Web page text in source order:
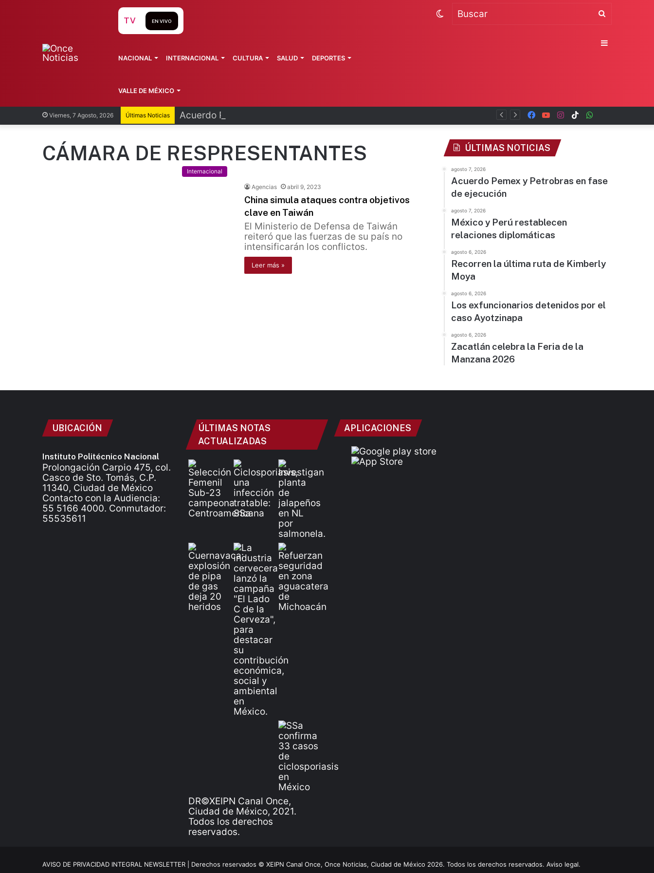
Viernes, 7 Agosto, 2026 Últimas Noticias Acuerdo Pemex y Petrobras en fase de ejecución TikTok
Instagram
YouTube
Facebook
TV EN VIVO
NACIONAL INTERNACIONAL CULTURA SALUD DEPORTES
VALLE DE MÉXICO
Switch
CÁMARA DE RESPRESENTANTES
Internacional
Agencias abril 9, 2023
China simula ataques contra objetivos
clave en Taiwán
El Ministerio de Defensa de Taiwán
reiteró que las fuerzas de su país no
intensificarán los conflictos.
Leer más »
ÚLTIMAS NOTICIAS
agosto 7, 2026
Acuerdo Pemex y Petrobras en fase
de ejecución
agosto 7, 2026
México y Perú restablecen
relaciones diplomáticas
agosto 6, 2026
Recorren la última ruta de Kimberly
Moya
agosto 6, 2026
Los exfuncionarios detenidos por el
caso Ayotzinapa
agosto 6, 2026
Zacatlán celebra la Feria de la
Manzana 2026
UBICACIÓN
Instituto Politécnico Nacional
Prolongación Carpio 475, col.
Casco de Sto. Tomás, C.P.
11340, Ciudad de México
Contacto con la Audiencia:
55 5166 4000. Conmutador:
55535611
ÚLTIMAS NOTAS
ACTUALIZADAS
DR©XEIPN Canal Once,
Ciudad de México, 2021.
Todos los derechos
reservados.
APLICACIONES
AVISO DE PRIVACIDAD INTEGRAL NEWSLETTER | Derechos reservados © XEIPN Canal Once, Once Noticias, Ciudad de México 2026. Todos los derechos reservados. Aviso legal.